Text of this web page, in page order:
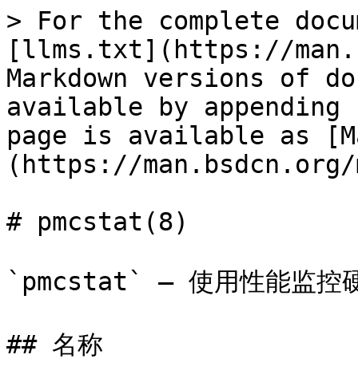
> For the complete
[llms.txt](https://
Markdown versions of
available by
page is available as
(https://man.bsdcn.org/
# pmcstat(8)
`pmcstat` — 使用性能监控
## 名称